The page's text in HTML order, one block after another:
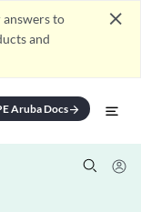
to
and
close
Aruba Docsarrow_forward